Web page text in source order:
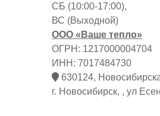
СБ (10:00-17:00),
ВС (Выходной)
ООО «Ваше тепло»
ОГРН: 1217000004704
ИНН: 7017484730
630124,
г. Новосибирск, , ул